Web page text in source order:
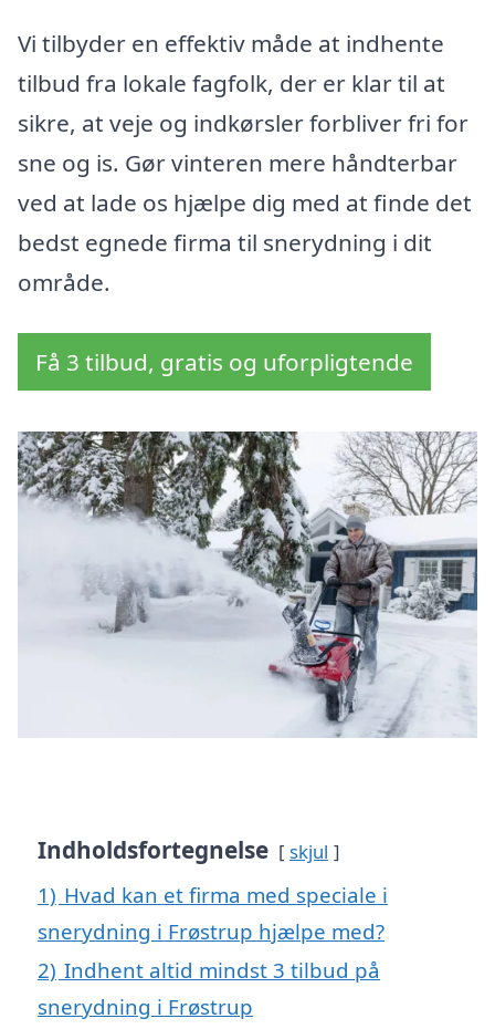
Vi tilbyder en effektiv måde at indhente
tilbud fra lokale fagfolk, der er klar til at
sikre, at veje og indkørsler forbliver fri for
sne og is. Gør vinteren mere håndterbar
ved at lade os hjælpe dig med at finde det
bedst egnede firma til snerydning i dit
område.
Få 3 tilbud, gratis og uforpligtende
Indholdsfortegnelse skjul
1) Hvad kan et firma med speciale i
snerydning i Frøstrup hjælpe med?
2) Indhent altid mindst 3 tilbud på
snerydning i Frøstrup